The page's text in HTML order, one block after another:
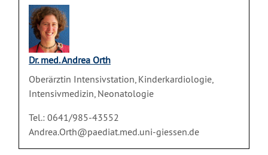
Dr. med. Andrea Orth
Oberärztin Intensivstation, Kinderkardiologie,
Intensivmedizin, Neonatologie
Tel.: 0641/985-43552
Andrea.Orth@paediat.med.uni-giessen.de